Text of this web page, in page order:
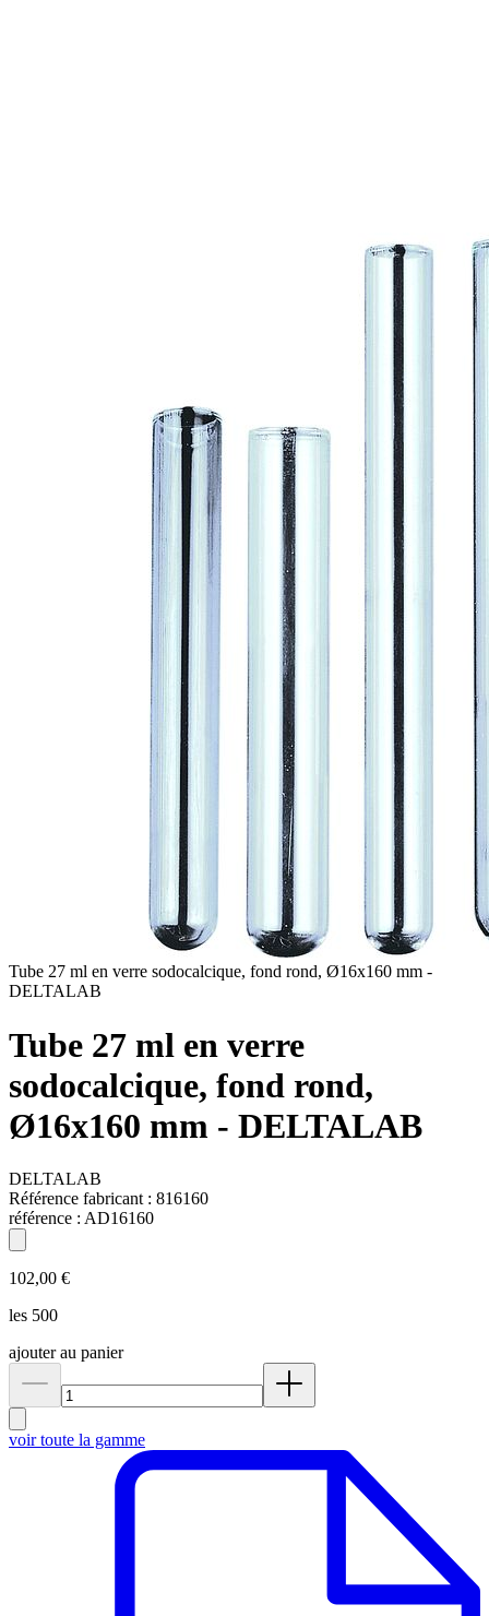
Tube 27 ml en verre sodocalcique, fond rond, Ø16x160 mm -
DELTALAB
Tube 27 ml en verre
sodocalcique, fond rond,
Ø16x160 mm - DELTALAB
DELTALAB
Référence fabricant : 816160
référence : AD16160
102,00 €
les 500
ajouter au panier
voir toute la gamme